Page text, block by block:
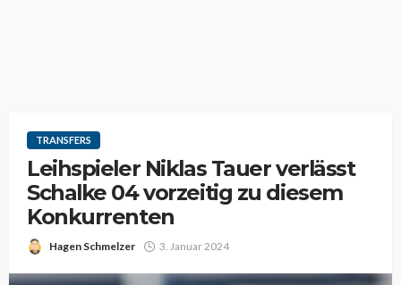
TRANSFERS
Leihspieler Niklas Tauer verlässt
Schalke 04 vorzeitig zu diesem
Konkurrenten
Hagen Schmelzer 3. Januar 2024